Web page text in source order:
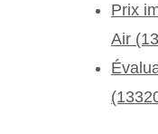
Prix
Air